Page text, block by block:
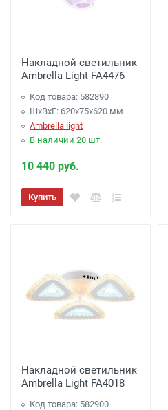
Накладной светильник
Ambrella Light FA4476
Код товара: 582890
ШхВхГ: 620x75x620 мм
Ambrella light
В наличии 20 шт.
10 440 руб.
Купить
Накладной светильник
Ambrella Light FA4018
Код товара: 582900